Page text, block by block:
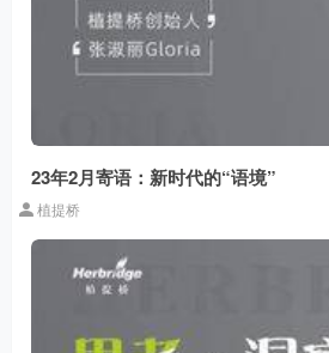
23年2月寄语：新时代的“语境”
植提桥